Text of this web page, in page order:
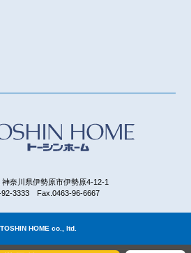
神奈川県伊勢原市伊勢原4-12-1
92-3333 Fax.0463-96-6667
HOME co., ltd.